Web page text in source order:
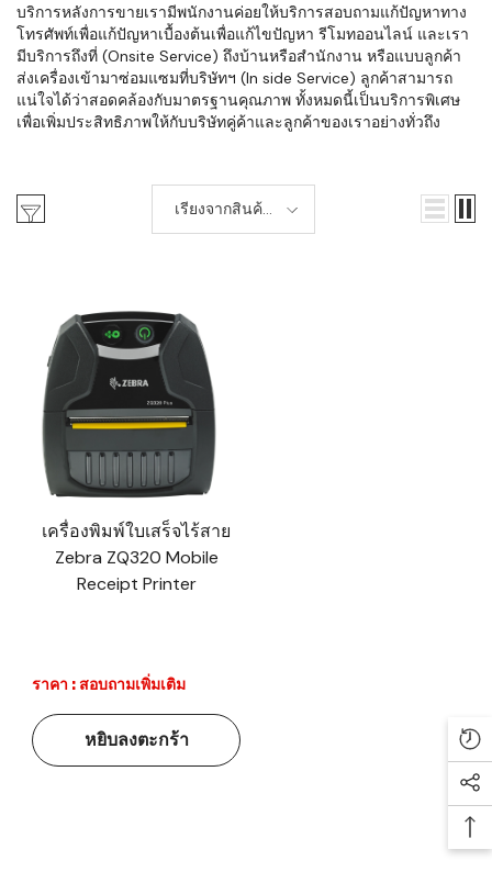
บริการหลังการขายเรามีพนักงานค่อยให้บริการสอบถามแก้ปัญหาทาง
โทรศัพท์เพื่อแก้ปัญหาเบื้องต้นเพื่อแก้ไขปัญหา รีโมทออนไลน์ และเรา
มีบริการถึงที่ (Onsite Service) ถึงบ้านหรือสำนักงาน หรือแบบลูกค้า
ส่งเครื่องเข้ามาซ่อมแซมที่บริษัทฯ (In side Service) ลูกค้าสามารถ
แน่ใจได้ว่าสอดคล้องกับมาตรฐานคุณภาพ ทั้งหมดนี้เป็นบริการพิเศษ
เพื่อเพิ่มประสิทธิภาพให้กับบริษัทคู่ค้าและลูกค้าของเราอย่างทั่วถึง
เรียงจากสินค้า
ใหม่-เก่า
เครื่องพิมพ์ใบเสร็จไร้สาย
Zebra ZQ320 Mobile
Receipt Printer
ราคา : สอบถามเพิ่มเติม
หยิบลงตะกร้า